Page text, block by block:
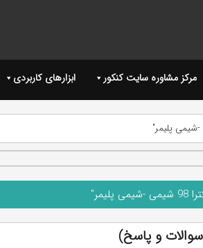
مرکز مشاوره سایت کنکور ابزارهای کاربردی